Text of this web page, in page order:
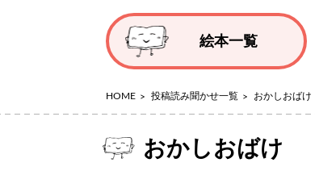
絵本一覧
HOME 投稿読み聞かせ一覧 おかしおばけ
おかしおばけ